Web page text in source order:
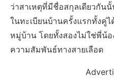
ว่าสาเหตุที่มีชื่อสกุลเดียวกัน
ในทะเบียนบ้านครั้งแรกทั้งคู่
หมู่บ้าน โดยทั้งสองไม่ใช่พี่น้
ความสัมพันธ์ทางสายเลือด